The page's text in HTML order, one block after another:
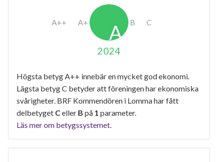
2024
Högsta betyg A++ innebär en mycket god ekonomi.
Lägsta betyg C betyder att föreningen har ekonomiska
svårigheter. BRF Kommendören i Lomma har fått
delbetyget Celler B på 1 parameter.
Läs mer om betygssystemet.